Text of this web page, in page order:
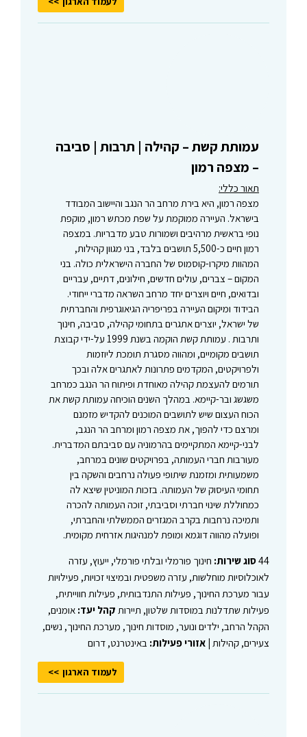
עמותת קשת – קהילה | תרבות | סביבה
– מצפה רמון
תאור כללי:
מצפה רמון, היא בירת מרחב הר הנגב והיישוב המבודד
בישראל. העיירה ממוקמת על שפת מכתש רמון, מוקפת
נופי בראשית מרהיבים ושמורות טבע מדבריות. במצפה
רמון חיים כ-5,500 תושבים בלבד, בני מגוון קהילות,
המהוות מיקרו-קוסמוס של החברה הישראלית כולה. בני
המקום – צברים, עולים חדשים, חילונים, דתיים, עבריים
ובדואים, חיים ויוצרים יחד מרחב השראה מדברי ייחודי.
הבידוד ומיקום העיירה בפריפריה הגיאוגרפית והחברתית
של ישראל, יוצרים אתגרים בתחומי קהילה, סביבה, חינוך
ותרבות . עמותת קשת הוקמה בשנת 1999 על-ידי קבוצת
תושבים מקומיים, ומהווה מסגרת תומכת ליוזמות
ולפרויקטים, המקדמים פתרונות לאתגרים אלה ובכך
תורמים להעצמת קהילה מאוחדת ופיתוח הר הנגב כמרחב
משגשג ובר-קיימא. במהלך השנים הוכיחה עמותת קשת את
הכוח העצום שיש לתושבים המוכנים להקדיש מזמנם
ומרצם כדי להפוך, את מצפה רמון ומרחב הר הנגב,
לבני-קיימא המתקיימים בהרמוניה עם סביבתם המדברית.
מעורבות חברי העמותה, בפרויקטים שונים במרחב,
משמעותית ומזמנת שיתופי פעולה נרחבים והשקה בין
תחומי העיסוק של העמותה. בזכות המוניטין שיצא לה
כמחוללת שינוי חברתי וסביבתי, זוכה העמותה להכרה
ותמיכה נרחבות בקרב המגזרים הממשלתי והחברתי,
ופועלה מהווה דוגמא ומופת למנהיגות אזרחית מקומית.
44סוג שירות: חינוך פורמלי ובלתי פורמלי, ייעוץ, עזרה
לאוכלוסיות מוחלשות, עזרה משפטית ובמיצוי זכויות, פעילויות
עבור מערכת החינוך, פעילות התנדבותית, פעילות חווייתית,
פעילות שתדלנות במוסדות שלטון, תיירות קהל יעד: אומנים,
הקהל הרחב, ילדים ונוער, מוסדות חינוך, מערכת החינוך, נשים,
צעירים, קהילות | אזורי פעילות: באינטרנט, דרום
לעמוד הארגון